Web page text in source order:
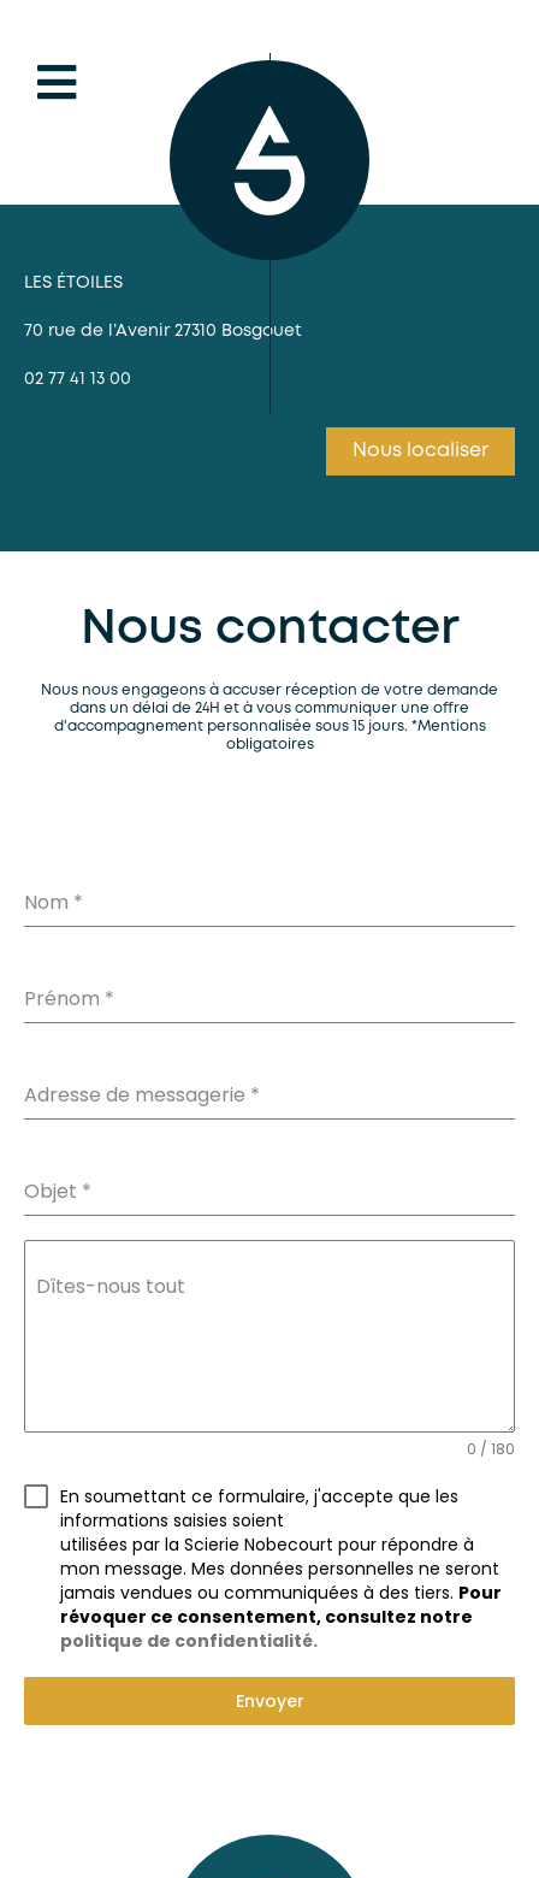
LES ÉTOILES
70 rue de l’Avenir 27310 Bosgouet
02 77 41 13 00
Nous localiser
Nous contacter
Nous nous engageons à accuser réception de votre demande
dans un délai de 24H et à vous communiquer une offre
d'accompagnement personnalisée sous 15 jours. *Mentions
obligatoires
Nom *
Prénom *
Adresse de messagerie *
Objet *
Dîtes-nous tout
0 / 180
En soumettant ce formulaire, j'accepte que les
informations saisies soient
utilisées par la Scierie Nobecourt pour répondre à
mon message. Mes données personnelles ne seront
jamais vendues ou communiquées à des tiers. Pour
révoquer ce consentement, consultez notre
politique de confidentialité.
Envoyer